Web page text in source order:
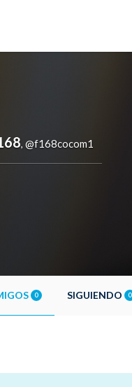
, @f168cocom1
0 SIGUIENDO 0